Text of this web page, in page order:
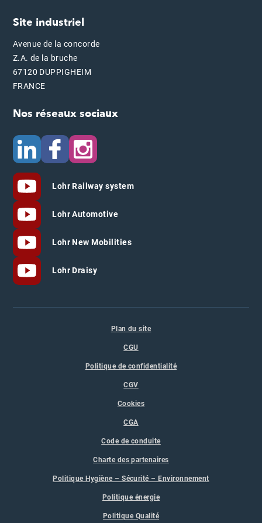
Site industriel
Avenue de la concorde
Z.A. de la bruche
67120 DUPPIGHEIM
FRANCE
Nos réseaux sociaux
Lohr Railway system
Lohr Automotive
Lohr New Mobilities
Lohr Draisy
Plan du site
CGU
Politique de confidentialité
CGV
Cookies
CGA
Code de conduite
Charte des partenaires
Politique Hygiène – Sécurité – Environnement
Politique énergie
Politique Qualité